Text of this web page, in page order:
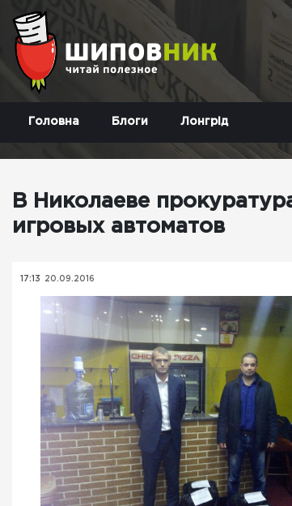
Головна Блоги Лонгрід
В Николаеве
игровых автоматов
17:13 20.09.2016